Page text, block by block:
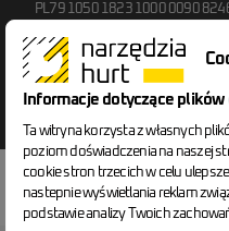
Informacje dotyczące plików
Ta witryna korzysta z własnych
poziom doświadczenia na naszej
cookie stron trzecich w celu
nastepnie wyświetlania reklam
podstawie analizy Twoich
PL79 1050 1823 1000 0090
Bądź na bieżąco
Go to the home page©